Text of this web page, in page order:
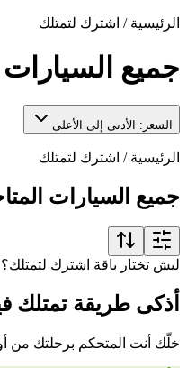
الرئيسية / اشترك لتمتلك
جميع السيارات
السعر: الأدنى إلى الأعلى
الرئيسية / اشترك لتمتلك
جميع السيارات
ليش تختار باقة اشترك لتمتلك؟
أذكى طريقة تمتلك
خلّك أنت المتحكم برحلتك من